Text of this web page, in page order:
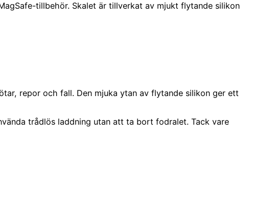
tillbehör. Skalet är tillverkat av mjukt flytande silikon
repor och fall. Den mjuka ytan av flytande silikon ger ett
trådlös laddning utan att ta bort fodralet. Tack vare